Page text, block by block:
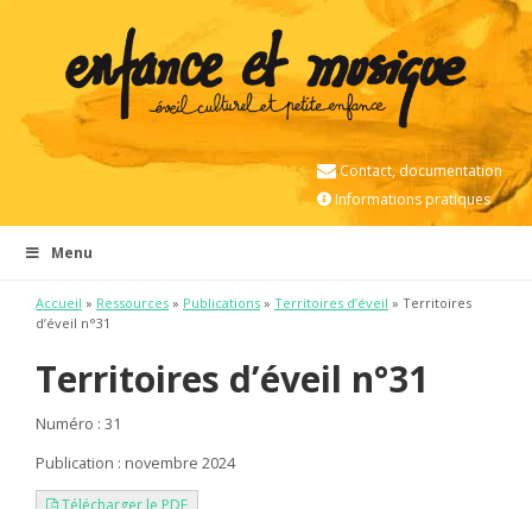
Contact, documentation
Informations pratiques
Menu
Accueil » Ressources » Publications » Territoires d’éveil » Territoires
d’éveil n°31
Territoires d’éveil n°31
Numéro : 31
Publication : novembre 2024